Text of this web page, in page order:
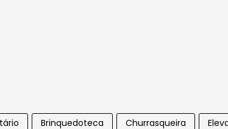
Brinquedoteca Churrasqueira